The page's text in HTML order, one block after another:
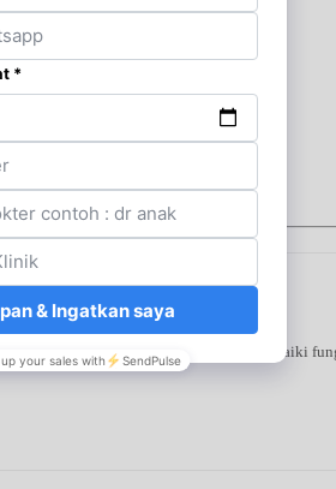
khusus guna membantu memperbaiki